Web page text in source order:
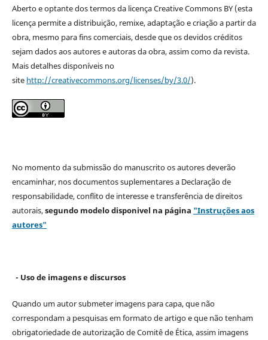
Aberto e optante dos termos da licença Creative Commons BY (esta
licença permite a distribuição, remixe, adaptação e criação a partir da
obra, mesmo para fins comerciais, desde que os devidos créditos
sejam dados aos autores e autoras da obra, assim como da revista.
Mais detalhes disponíveis no
site http://creativecommons.org/licenses/by/3.0/).
No momento da submissão do manuscrito os autores deverão
encaminhar, nos documentos suplementares a Declaração de
responsabilidade, conflito de interesse e transferência de direitos
autorais,segundo modelodisponivel na página "Instruções aos
autores"
- Uso de imagens e discursos
Quando um autor submeter imagens para capa, que não
correspondam a pesquisas em formato de artigo e que não tenham
obrigatoriedade de autorização de Comitê de Ética, assim imagens